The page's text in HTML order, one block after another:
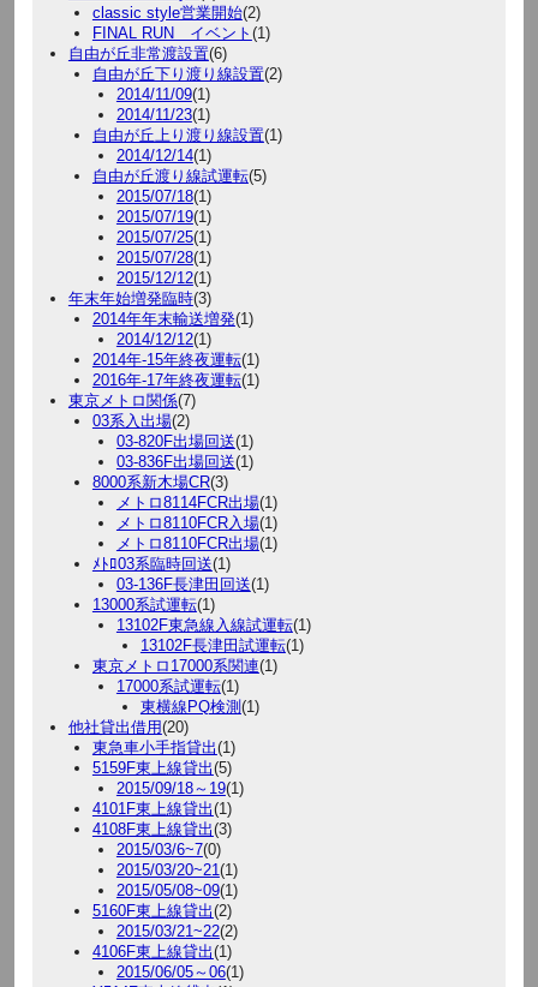
classic style営業開始(2)
FINAL RUN イベント (1)
自由が丘非常渡設置(6)
自由が丘下り渡り線設置(2)
2014/11/09(1)
2014/11/23(1)
自由が丘上り渡り線設置(1)
2014/12/14(1)
自由が丘渡り線試運転(5)
2015/07/18(1)
2015/07/19(1)
2015/07/25(1)
2015/07/28(1)
2015/12/12(1)
年末年始増発臨時(3)
2014年年末輸送増発(1)
2014/12/12(1)
2014年-15年終夜運転(1)
2016年-17年終夜運転(1)
東京メトロ関係(7)
03系入出場(2)
03-820F出場回送(1)
03-836F出場回送(1)
8000系新木場CR(3)
メトロ8114FCR出場(1)
メトロ8110FCR入場(1)
メトロ8110FCR出場(1)
ﾒﾄﾛ03系臨時回送(1)
03-136F長津田回送(1)
13000系試運転(1)
13102F東急線入線試運転(1)
13102F長津田試運転(1)
東京メトロ17000系関連(1)
17000系試運転(1)
東横線PQ検測 (1)
他社貸出借用(20)
東急車小手指貸出(1)
5159F東上線貸出(5)
2015/09/18～19(1)
4101F東上線貸出(1)
4108F東上線貸出(3)
2015/03/6~7(0)
2015/03/20~21 (1)
2015/05/08~09(1)
5160F東上線貸出(2)
2015/03/21~22(2)
4106F東上線貸出(1)
2015/06/05～06(1)